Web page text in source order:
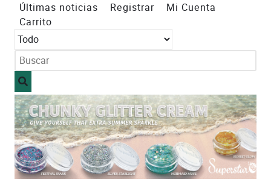
Últimas noticias Registrar
Mi Cuenta
Carrito